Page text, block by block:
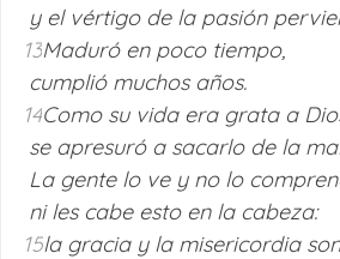
y el vértigo de la pasión
13Maduró en poco tiempo,
cumplió muchos años.
14Como su vida era grata a
se apresuró a sacarlo de la
La gente lo ve y no lo
ni les cabe esto en la cabeza:
15la gracia y la misericordia